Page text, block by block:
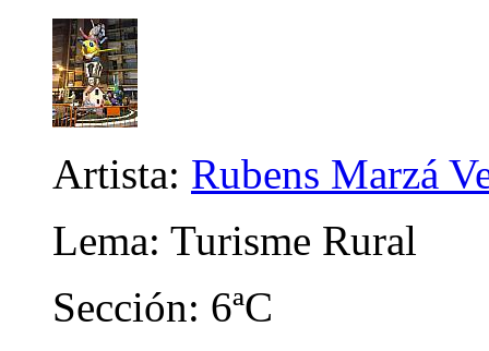
Artista: Rubens Marzá
Lema: Turisme Rural
Sección: 6ªC